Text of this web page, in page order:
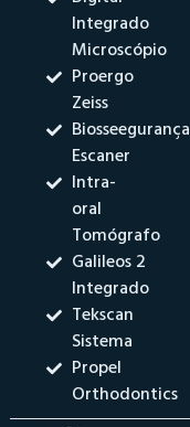
Integrado
Microscópio
Proergo
Zeiss
Biosseegurança
Escaner
Intra-
oral
Tomógrafo
Galileos 2
Integrado
Tekscan
Sistema
Propel
Orthodontics